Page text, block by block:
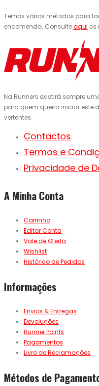
Temos vários métodos para
encomenda. Consulteaqui os
Na Runners existirá sempre
para quem queira iniciar este
vertentes.
Contactos
Termos e
Privacidade de
A Minha Conta
Carrinho
Editar Conta
Vale de Oferta
Wishlist
Histórico de Pedidos
Informações
Envios & Entregas
Devoluções
Runner Points
Pagamentos
Livro de Reclamações
Métodos de